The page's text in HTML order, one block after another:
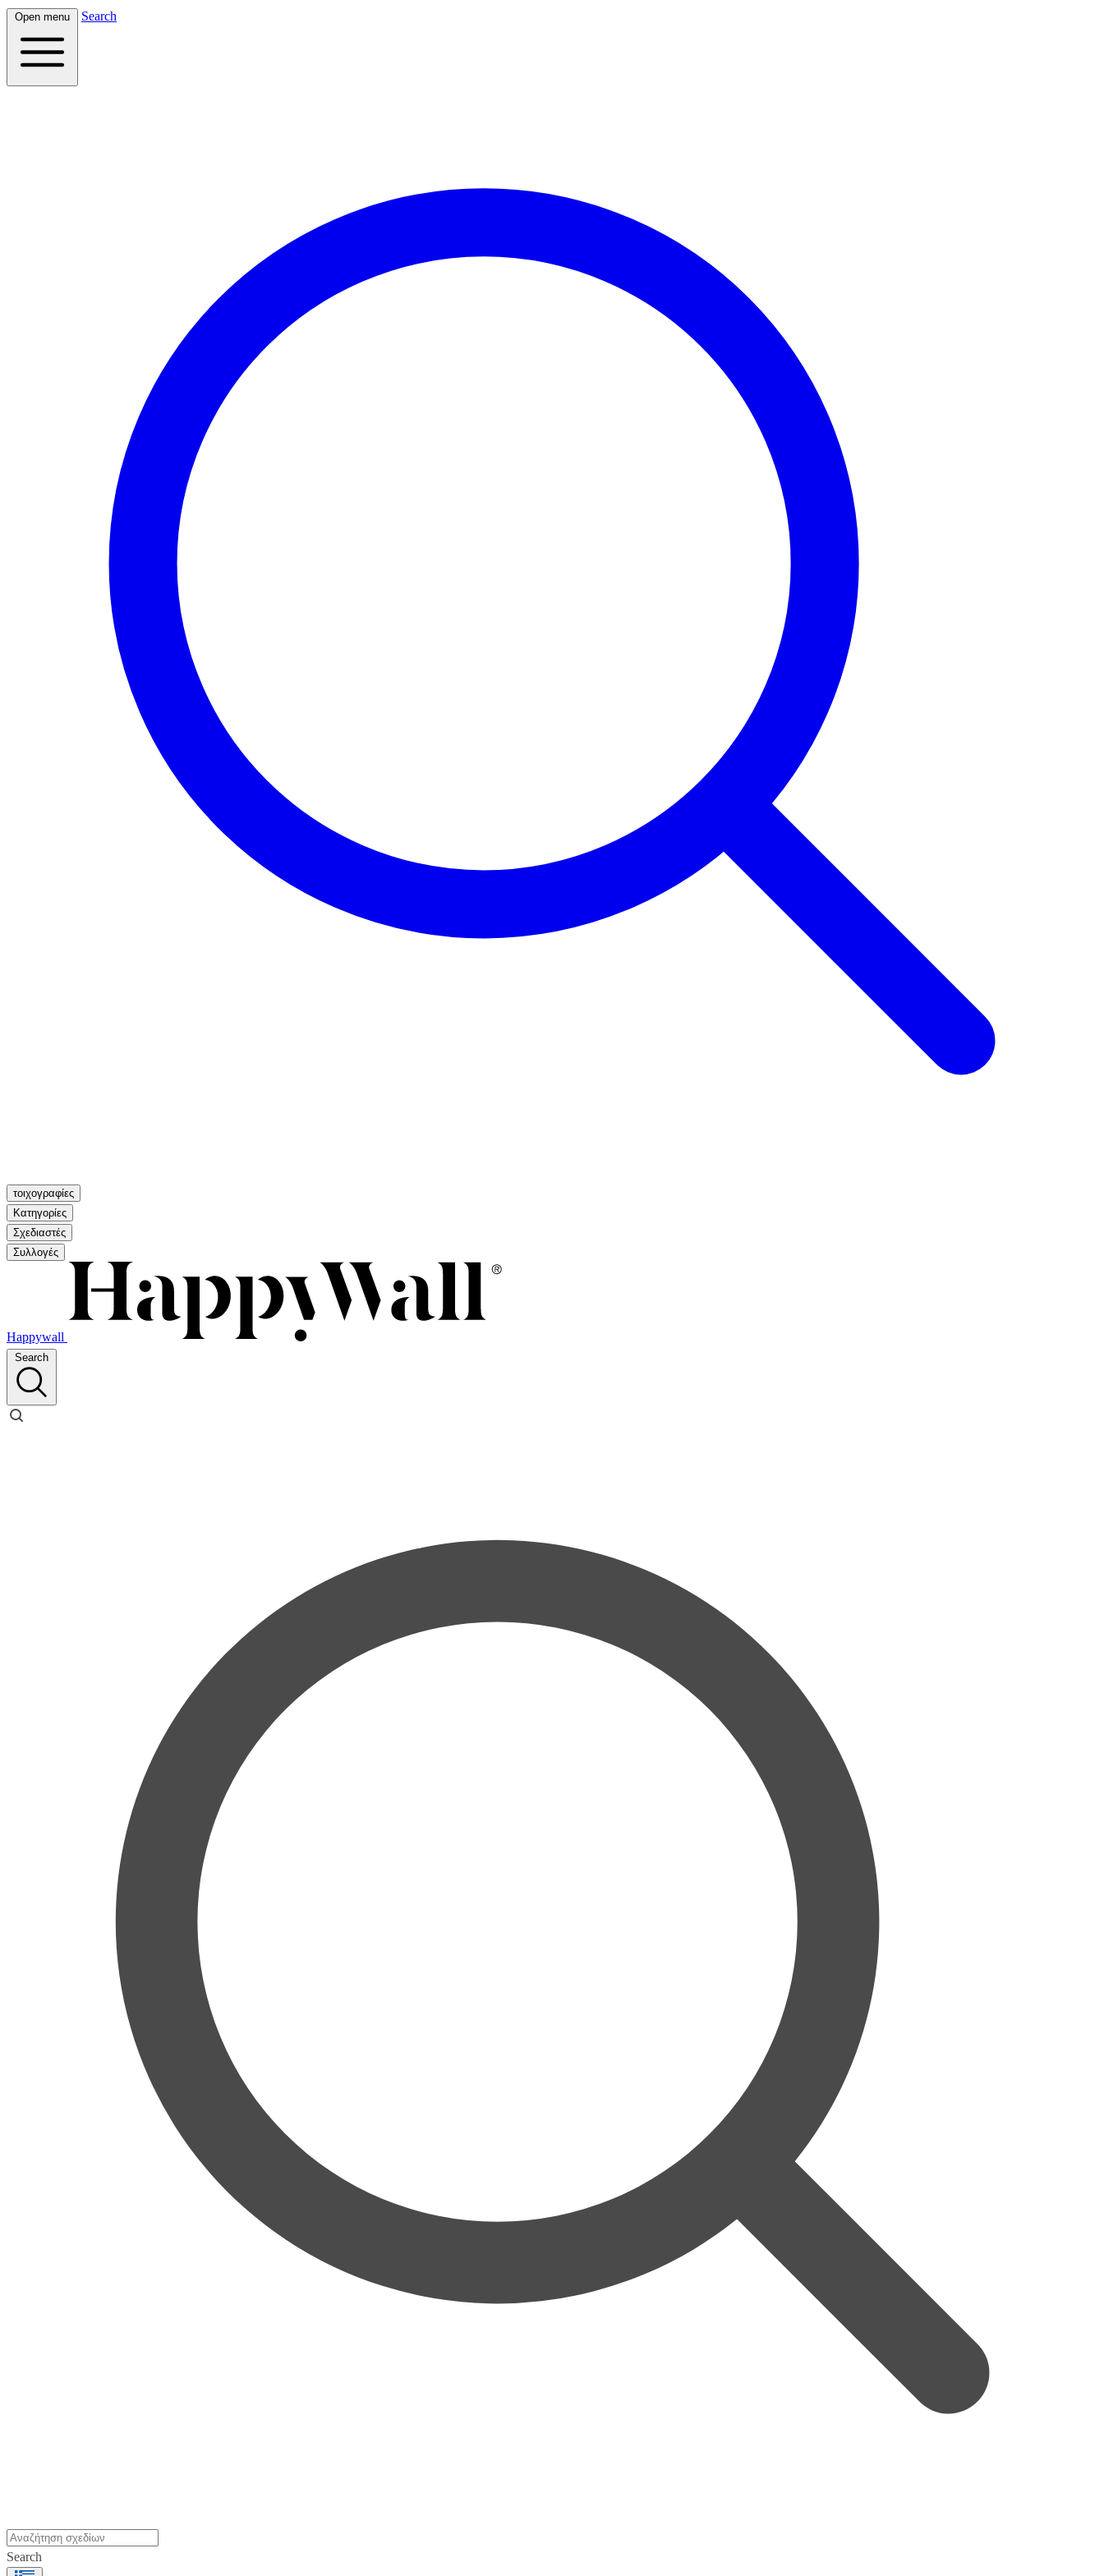
Open menu Search
τοιχογραφίες
Κατηγορίες
Σχεδιαστές
Συλλογές
Happywall
Search
Search